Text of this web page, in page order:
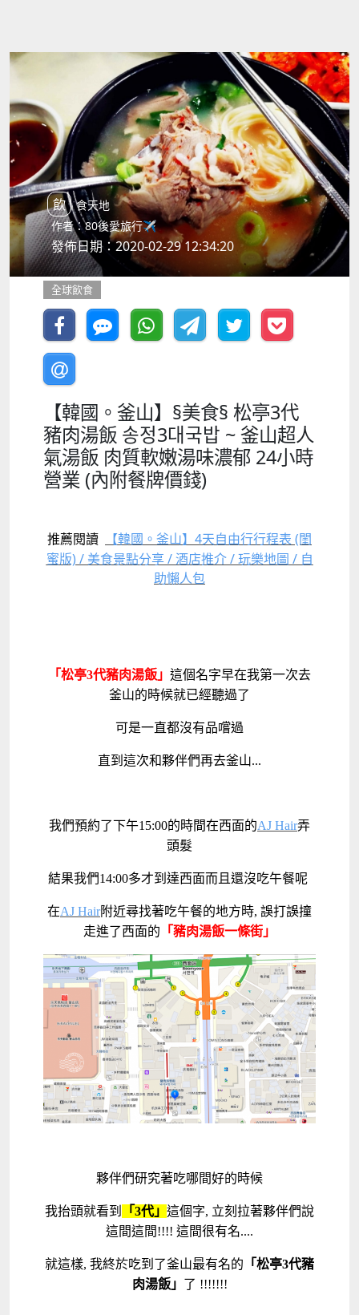
飲食天地
作者：80後愛旅行✈️
發佈日期：2020-02-29 12:34:20
全球飲食
【韓國。釜山】§美食§ 松亭3代
豬肉湯飯 송정3대국밥 ~ 釜山超人
氣湯飯 肉質軟嫩湯味濃郁 24小時
營業 (內附餐牌價錢)
推薦閱讀
【韓國。釜山】4天自由行行程表 (閨
蜜版) / 美食景點分享 / 酒店推介 / 玩樂地圖 / 自
助懶人包
「松亭3代豬肉湯飯」 這個名字早在我第一次去
釜山的時候就已經聽過了
可是一直都沒有品嚐過
直到這次和夥伴們再去釜山...
我們預約了下午15:00的時間在西面的AJ Hair弄
頭髮
結果我們14:00多才到達西面而且還沒吃午餐呢
在AJ Hair附近尋找著吃午餐的地方時, 誤打誤撞
走進了西面的 「豬肉湯飯一條街」
夥伴們研究著吃哪間好的時候
我抬頭就看到 「3代」 這個字, 立刻拉著夥伴們說
這間這間!!!! 這間很有名....
就這樣, 我終於吃到了釜山最有名的 「松亭3代豬
肉湯飯」 了 !!!!!!!